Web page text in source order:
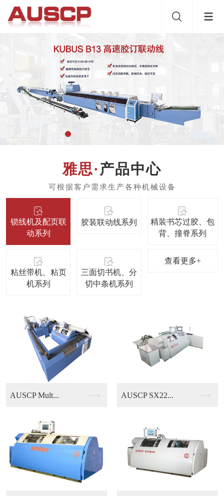
产品中心
锁线机及配页联
动系列
胶装联动线系列
精装书芯过胶、包
背、撞脊系列
粘丝带机、粘页
机系列
三面切书机、分
切中条机系列
查看更多+
AUSCP SX22... KUBUS B13/...